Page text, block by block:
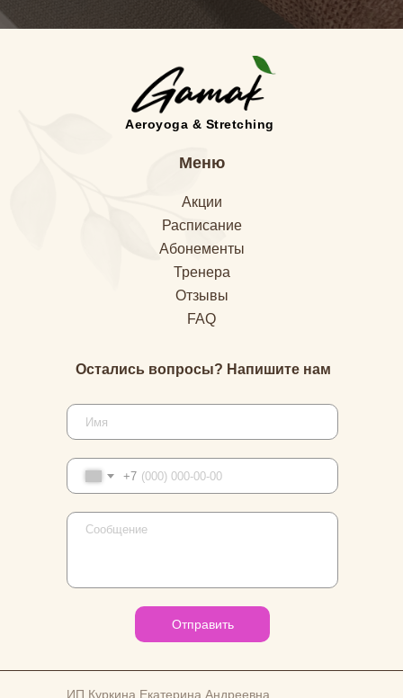
ИП Куркина Екатерина Андреевна
Остались вопросы? Напишите нам
+7
Отправить
Aeroyoga & Stretching
Меню
Акции
Расписание
Тренера
Отзывы
FAQ
Абонементы